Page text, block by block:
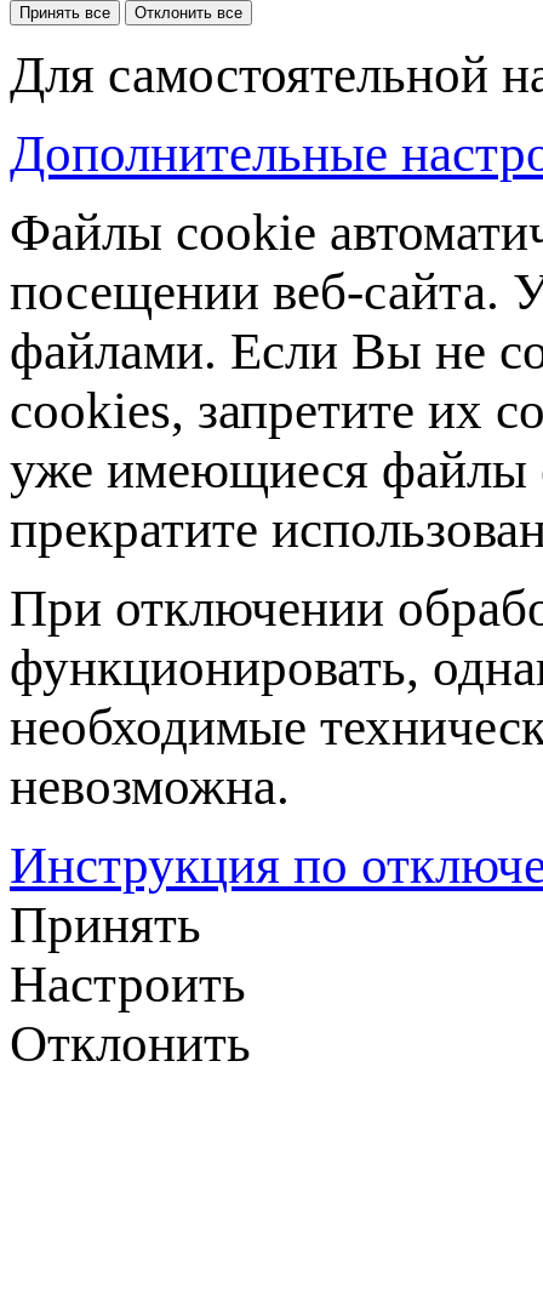
Принять все Отклонить все
Для самостоятельной
Дополнительные
Файлы cookie
посещении веб-сайта.
файлами. Если Вы не
cookies, запретите их
уже имеющиеся файлы
прекратите
При отключении
функционировать,
необходимые
невозможна.
Инструкция по
Принять
Настроить
Отклонить